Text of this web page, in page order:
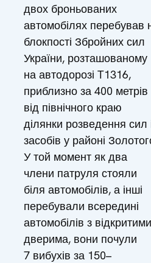
двох броньованих
автомобілях перебував
блокпості Збройних сил
України, розташованому
на автодорозі T1316,
приблизно за 400 метрів
від північного краю
ділянки розведення сил
засобів у районі
У той момент як два
члени патруля стояли
біля автомобілів, а інші
перебували всередині
автомобілів з відкритими
дверима, вони почули
7 вибухів за 150–